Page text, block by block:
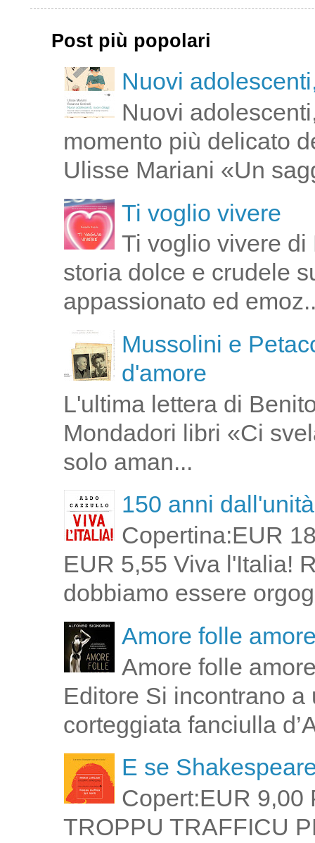
Post più popolari
Nuovi
Nuovi
momento più delicato
Ulisse Mariani «Un
Ti voglio vivere
Ti voglio vivere
storia dolce e crudele
appassionato ed
Mussolini e
d'amore
L'ultima lettera di
Mondadori libri «Ci
solo aman...
150 anni
Copertina:EUR
EUR 5,55 Viva l'Italia!
dobbiamo essere
Amore folle
Amore folle
Editore Si incontrano
corteggiata fanciulla
E se
Copert:EUR 9,00
TROPPU TRAFFICU